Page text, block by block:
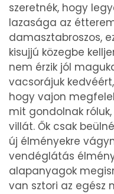
szeretnék, hogy
lazasága az
damasztabroszos,
kisujjú közegbe
nem érzik jól
vacsorájuk
hogy vajon
mit gondolnak
villát. Ők csak
új élményekre
vendéglátás
alapanyagok
van sztori az egész